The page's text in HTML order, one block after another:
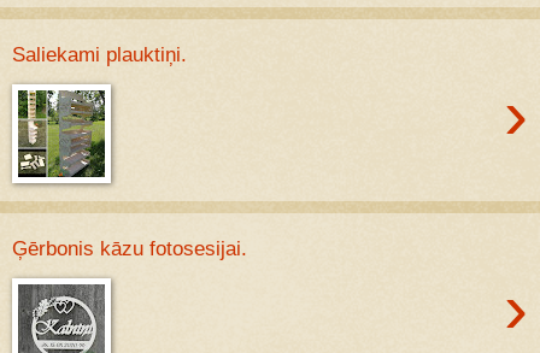
Saliekami plauktiņi.
›
Ģērbonis kāzu fotosesijai.
›